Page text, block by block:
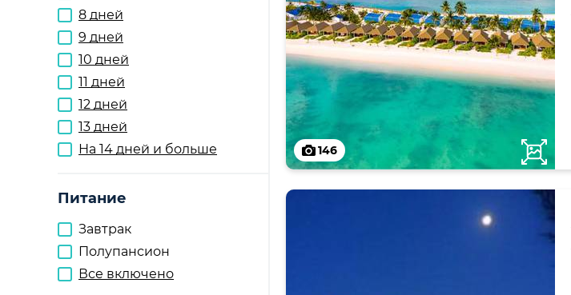
8 дней
9 дней
10 дней
11 дней
12 дней
13 дней
На 14 дней и больше
Питание
Завтрак
Полупансион
Все включено
146